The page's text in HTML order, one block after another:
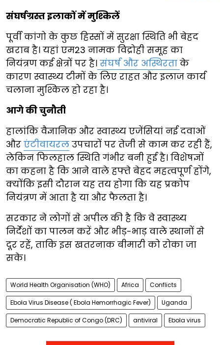
संघर्षग्रस्त इलाकों में मुश्किलें
पूर्वी कांगो के कुछ हिस्सों में सुरक्षा स्थिति भी बेहद
खराब है। यहां एम23 नामक विद्रोही समूह का
नियंत्रण कई क्षेत्रों पर है। संघर्ष और अस्थिरता के
कारण स्वास्थ्य टीमों के लिए राहत और इलाज कार्य
चलाना मुश्किल हो रहा है।
आगे की चुनौती
हालांकि वैज्ञानिक और स्वास्थ्य एजेंसियां नई दवाओं
और एंटीवायरल उपचारों पर तेजी से काम कर रही हैं,
लेकिन फिलहाल स्थिति गंभीर बनी हुई है। विशेषज्ञों
का कहना है कि आने वाले हफ्ते बेहद महत्वपूर्ण होंगे,
क्योंकि इसी दौरान यह तय होगा कि यह प्रकोप
नियंत्रण में आता है या और फैलता है।
सरकार ने लोगों से अपील की है कि वे स्वास्थ्य
निर्देशों का पालन करें और भीड़-भाड़ वाले स्थानों से
दूर रहें, ताकि इस खतरनाक बीमारी को रोका जा
सके।
World Health Organisation (WHO) Africa Conflicts
Ebola Virus Disease ( Ebola Hemorrhagic Fever) Uganda
Democratic Republic of Congo (DRC) antiviral Ebola virus